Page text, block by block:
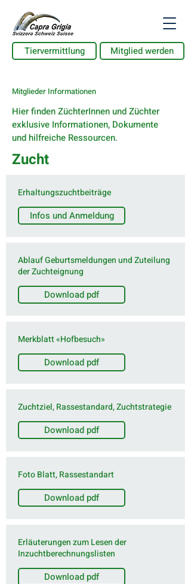
Tiervermittlung Mitglied werden
Mitglieder Informationen
Hier finden ZüchterInnen und Züchter
exklusive Informationen, Dokumente
und hilfreiche Ressourcen.
Zucht
Erhaltungszuchtbeiträge
Infos und Anmeldung
Ablauf Geburtsmeldungen und Zuteilung
der Zuchteignung
Download pdf
Merkblatt «Hofbesuch»
Download pdf
Zuchtziel, Rassestandard, Zuchtstrategie
Download pdf
Foto Blatt, Rassestandart
Download pdf
Erläuterungen zum Lesen der
Inzuchtberechnungslisten
Download pdf